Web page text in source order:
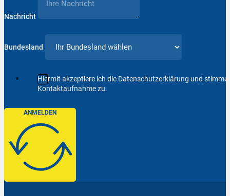
Nachricht
Bundesland
Hiermit akzeptiere ich die Datenschutzerklärung und
Kontaktaufnahme zu.
ANMELDEN